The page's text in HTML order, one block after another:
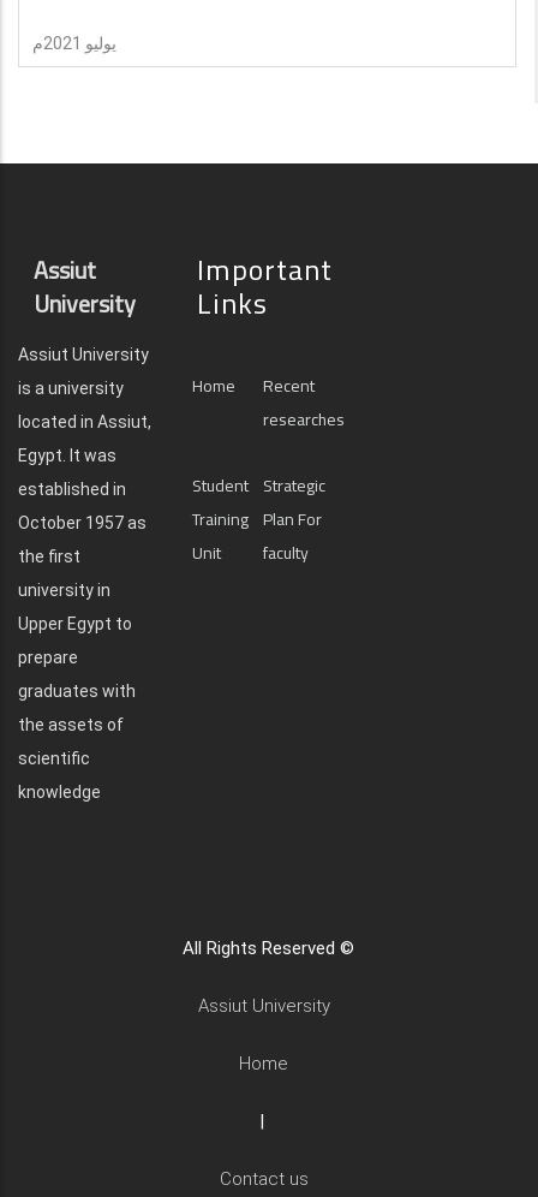
يوليو 2021م
Assiut
University
Assiut University
is a university
located in Assiut,
Egypt. It was
established in
October 1957 as
the first
university in
Upper Egypt to
prepare
graduates with
the assets of
scientific
knowledge
Important
Links
Home
Recent
researches
Student
Training
Unit
Strategic
Plan For
faculty
All Rights Reserved ©
Assiut University
Home
|
Contact us